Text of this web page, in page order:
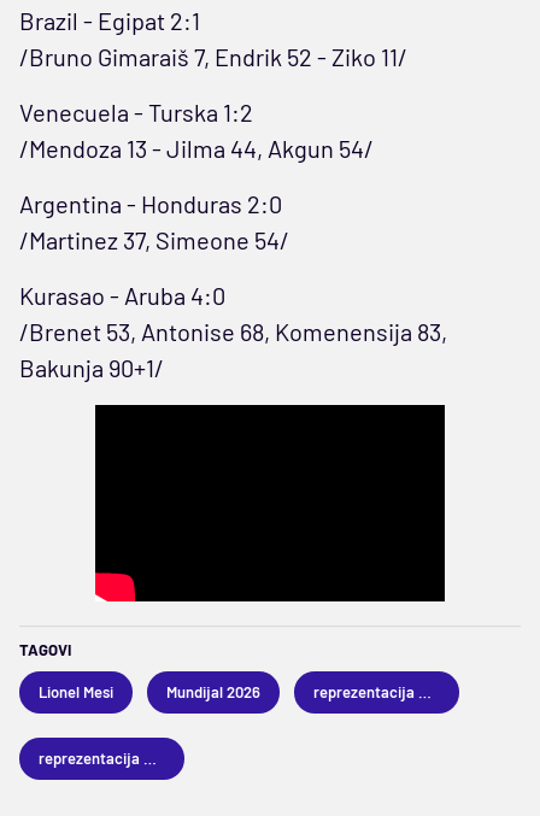
Brazil - Egipat 2:1
/Bruno Gimaraiš 7, Endrik 52 - Ziko 11/
Venecuela - Turska 1:2
/Mendoza 13 - Jilma 44, Akgun 54/
Argentina - Honduras 2:0
/Martinez 37, Simeone 54/
Kurasao - Aruba 4:0
/Brenet 53, Antonise 68, Komenensija 83,
Bakunja 90+1/
TAGOVI
Lionel Mesi Mundijal 2026